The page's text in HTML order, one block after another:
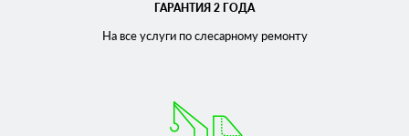
ГАРАНТИЯ 2 ГОДА
На все услуги по слесарномуремонту